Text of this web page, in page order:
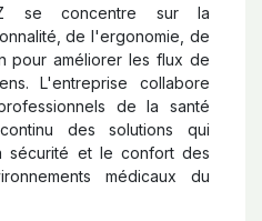
se concentre sur la
de l'ergonomie, de
pour améliorer les flux de
L'entreprise collabore
de la santé
des solutions qui
sécurité et le confort des
médicaux du